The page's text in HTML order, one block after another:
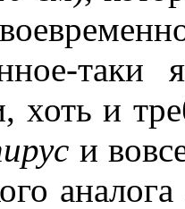
хоть и
и
аналога